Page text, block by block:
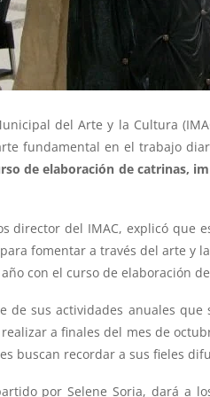
del Arte y la Cultura
fundamental en el trabajo
de elaboración de catrinas,
director del IMAC, explicó que
fomentar a través del arte y
con el curso de elaboración
de sus actividades anuales
a finales del mes de
buscan recordar a sus fieles
por Selene Soria, dará a